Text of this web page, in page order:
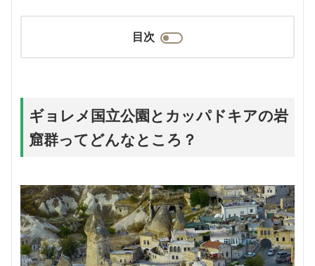
目次
ギョレメ国立公園とカッパドキアの岩
窟群ってどんなところ？